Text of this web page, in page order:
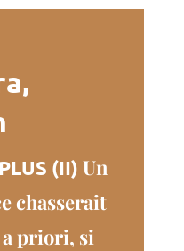
(II) Un
chasserait
a priori, si